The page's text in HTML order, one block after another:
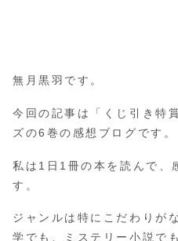
無月黒羽です。
今回の記事は「くじ引き特
ズの6巻の感想ブログです。
私は1日1冊の本を読んで、
す。
ジャンルは特にこだわりが
学でも、ミステリー小説で